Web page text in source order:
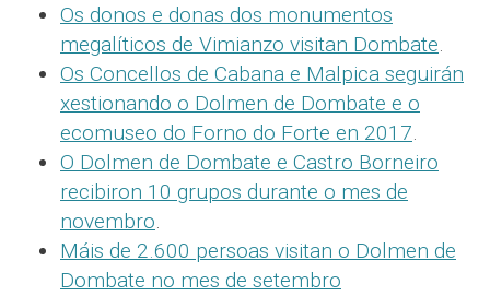
Os donos e donas dos monumentos
megalíticos de Vimianzo visitan Dombate.
Os Concellos de Cabana e Malpica seguirán
xestionando o Dolmen de Dombate e o
ecomuseo do Forno do Forte en 2017.
O Dolmen de Dombate e Castro Borneiro
recibiron 10 grupos durante o mes de
novembro.
Máis de 2.600 persoas visitan o Dolmen de
Dombate no mes de setembro